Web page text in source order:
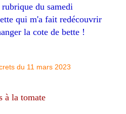
du samedi
qui m'a fait redécouvrir
la cote de bette !
à la tomate